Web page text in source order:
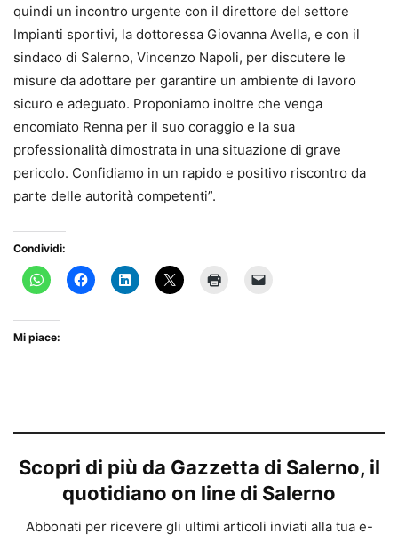
quindi un incontro urgente con il direttore del settore
Impianti sportivi, la dottoressa Giovanna Avella, e con il
sindaco di Salerno, Vincenzo Napoli, per discutere le
misure da adottare per garantire un ambiente di lavoro
sicuro e adeguato. Proponiamo inoltre che venga
encomiato Renna per il suo coraggio e la sua
professionalità dimostrata in una situazione di grave
pericolo. Confidiamo in un rapido e positivo riscontro da
parte delle autorità competenti”.
Condividi:
Mi piace:
Scopri di più da Gazzetta di Salerno, il
quotidiano on line di Salerno
Abbonati per ricevere gli ultimi articoli inviati alla tua e-